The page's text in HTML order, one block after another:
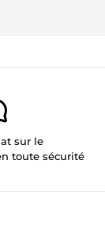
sur le
toute sécurité